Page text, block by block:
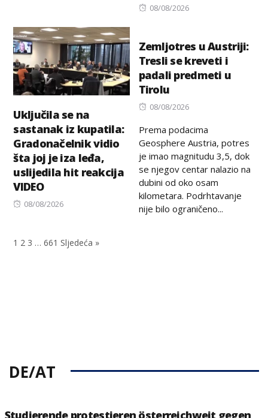
Posted
08/08/2026
Uključila se na
sastanak iz kupatila:
Gradonačelnik vidio
šta joj je iza leđa,
uslijedila hit reakcija
VIDEO
Posted
08/08/2026
Zemljotres u Austriji:
Tresli se kreveti i
padali predmeti u
Tirolu
Posted
08/08/2026
Prema podacima
Geosphere Austria, potres
je imao magnitudu 3,5, dok
se njegov centar nalazio na
dubini od oko osam
kilometara. Podrhtavanje
nije bilo ograničeno...
1 2 3 … 661 Sljedeća »
DE/AT